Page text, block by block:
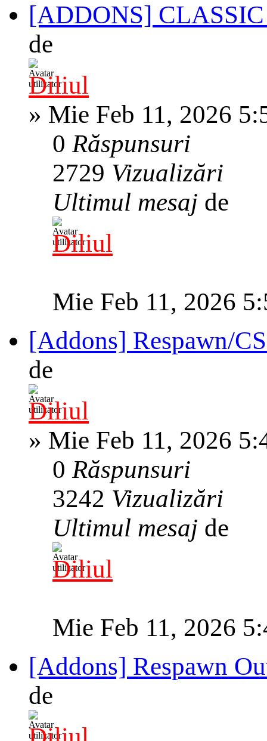
[ADDONS]
de
Diliul
» Mie Feb 11, 2026
0Răspunsuri
2729 Vizualizări
Ultimul mesaj de
Diliul
Mie Feb 11, 2026
[Addons] Respawn/
de
Diliul
» Mie Feb 11, 2026
0Răspunsuri
3242 Vizualizări
Ultimul mesaj de
Diliul
Mie Feb 11, 2026
[Addons] Respawn
de